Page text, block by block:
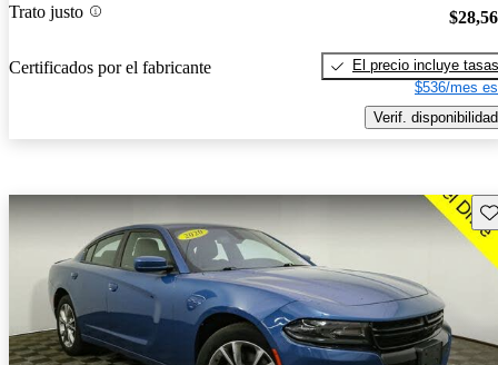
Trato justo
Certificados por el fabricante
El precio incluye tasas
$536/mes
Verif. disponibilidad